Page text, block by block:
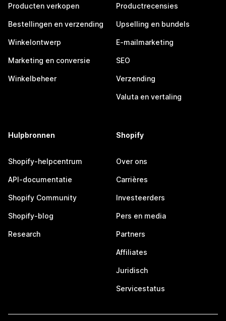
Producten verkopen
Bestellingen en verzending
Winkelontwerp
Marketing en conversie
Winkelbeheer
Productrecensies
Upselling en bundels
E-mailmarketing
SEO
Verzending
Valuta en vertaling
Hulpbronnen
Shopify-helpcentrum
API-documentatie
Shopify Community
Shopify-blog
Research
Shopify
Over ons
Carrières
Investeerders
Pers en media
Partners
Affiliates
Juridisch
Servicestatus